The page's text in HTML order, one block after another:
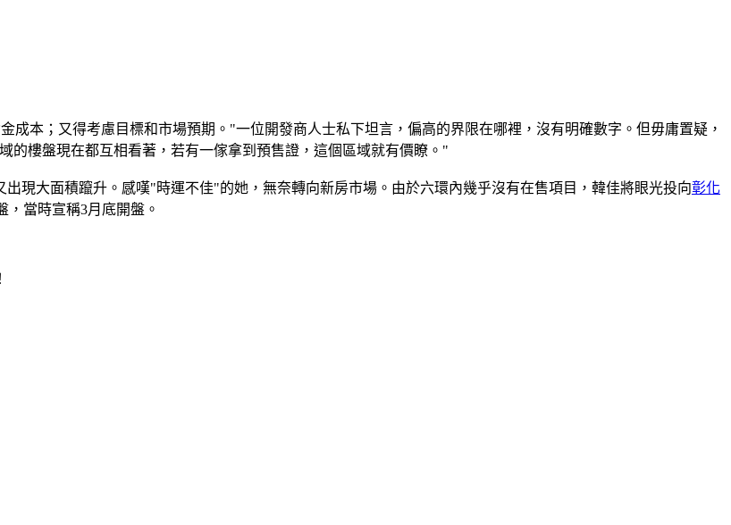
本；又得考慮目標和市場預期。"一位開發商人士私下坦言，偏高的界限在哪裡，沒有明確數字。但毋庸置疑，
樓盤現在都互相看著，若有一傢拿到預售證，這個區域就有價瞭。"
大面積躥升。感嘆"時運不佳"的她，無奈轉向新房市場。由於六環內幾乎沒有在售項目，韓佳將眼光投向彰化
，當時宣稱3月底開盤。